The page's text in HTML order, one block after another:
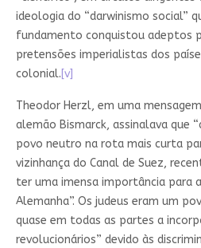
ideologia do “darwinismo social”
fundamento conquistou adeptos
pretensões imperialistas dos
colonial.[v]
Theodor Herzl, em uma
alemão Bismarck, assinalava que
povo neutro na rota mais curta
vizinhança do Canal de Suez,
ter uma imensa importância para
Alemanha”. Os judeus eram um
quase em todas as partes a
revolucionários” devido às